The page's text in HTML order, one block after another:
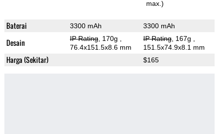
max.)
Baterai 3300 mAh 3300 mAh
Desain IP Rating, 170g
76.4x151.5x8.6 mm
IP Rating, 167g
151.5x74.9x8.1 mm
Harga (Sekitar) $165